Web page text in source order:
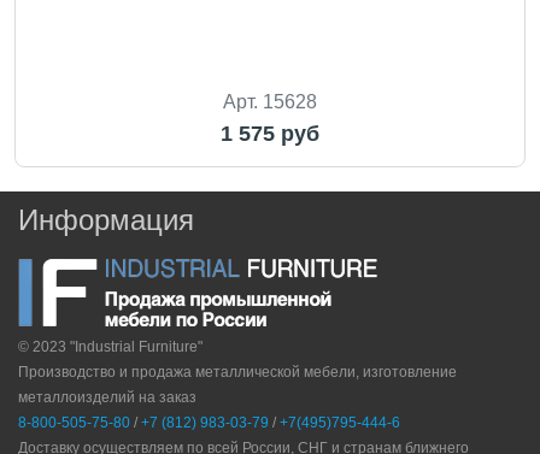
Арт. 15628
1 575 руб
Информация
© 2023 "Industrial Furniture"
Производство и продажа металлической мебели, изготовление
металлоизделий на заказ
8-800-505-75-80 / +7 (812) 983-03-79 / +7(495)795-444-6
Доставку осуществляем по всей России, СНГ и странам ближнего